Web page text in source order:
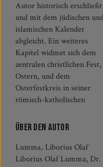
Autor historisch erschließt
und mit dem jüdischen
islamischen Kalender
abgleicht. Ein weiteres
Kapitel widmet sich dem
zentralen christlichen Fest,
Ostern, und dem
Osterfestkreis in seiner
römisch-katholischen
Über den Autor
Lumma, Liborius Olaf
Liborius Olaf Lumma, Dr.